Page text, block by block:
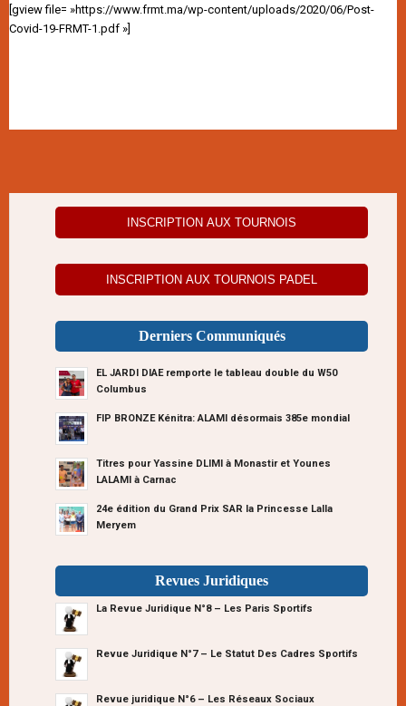
[gview file= »https://www.frmt.ma/wp-content/uploads/2020/06/Post-
Covid-19-FRMT-1.pdf »]
INSCRIPTION AUX TOURNOIS
INSCRIPTION AUX TOURNOIS PADEL
Derniers Communiqués
EL JARDI DIAE remporte le tableau double du W50
Columbus
FIP BRONZE Kénitra: ALAMI désormais 385e mondial
Titres pour Yassine DLIMI à Monastir et Younes
LALAMI à Carnac
24e édition du Grand Prix SAR la Princesse Lalla
Meryem
Revues Juridiques
La Revue Juridique N°8 – Les Paris Sportifs
Revue Juridique N°7 – Le Statut Des Cadres Sportifs
Revue juridique N°6 – Les Réseaux Sociaux